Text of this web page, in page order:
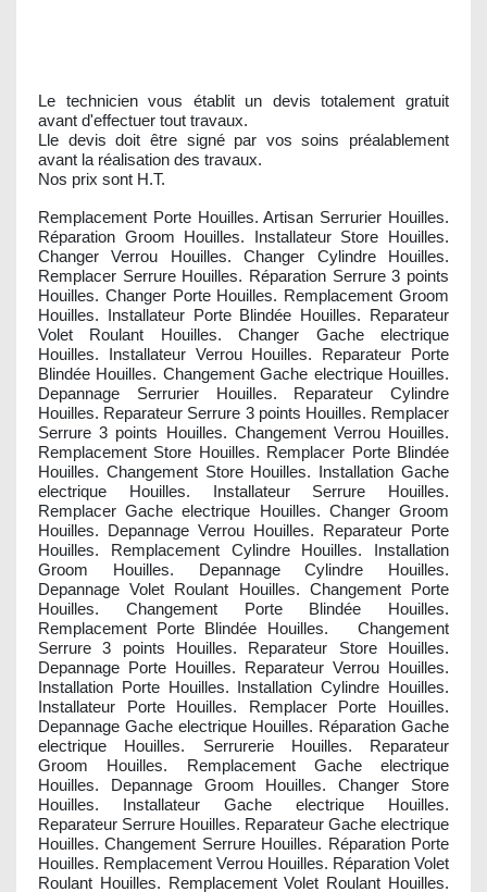
Le technicien vous établit un devis totalement gratuit
avant d'effectuer tout travaux.
Lle devis doit être signé par vos soins préalablement
avant la réalisation des travaux.
Nos prix sont H.T.
Remplacement Porte Houilles. Artisan Serrurier Houilles.
Réparation Groom Houilles. Installateur Store Houilles.
Changer Verrou Houilles. Changer Cylindre Houilles.
Remplacer Serrure Houilles. Réparation Serrure 3 points
Houilles. Changer Porte Houilles. Remplacement Groom
Houilles. Installateur Porte Blindée Houilles. Reparateur
Volet Roulant Houilles. Changer Gache electrique
Houilles. Installateur Verrou Houilles. Reparateur Porte
Blindée Houilles. Changement Gache electrique Houilles.
Depannage Serrurier Houilles. Reparateur Cylindre
Houilles. Reparateur Serrure 3 points Houilles. Remplacer
Serrure 3 points Houilles. Changement Verrou Houilles.
Remplacement Store Houilles. Remplacer Porte Blindée
Houilles. Changement Store Houilles. Installation Gache
electrique Houilles. Installateur Serrure Houilles.
Remplacer Gache electrique Houilles. Changer Groom
Houilles. Depannage Verrou Houilles. Reparateur Porte
Houilles. Remplacement Cylindre Houilles. Installation
Groom Houilles. Depannage Cylindre Houilles.
Depannage Volet Roulant Houilles. Changement Porte
Houilles. Changement Porte Blindée Houilles.
Remplacement Porte Blindée Houilles. Changement
Serrure 3 points Houilles. Reparateur Store Houilles.
Depannage Porte Houilles. Reparateur Verrou Houilles.
Installation Porte Houilles. Installation Cylindre Houilles.
Installateur Porte Houilles. Remplacer Porte Houilles.
Depannage Gache electrique Houilles. Réparation Gache
electrique Houilles. Serrurerie Houilles. Reparateur
Groom Houilles. Remplacement Gache electrique
Houilles. Depannage Groom Houilles. Changer Store
Houilles. Installateur Gache electrique Houilles.
Reparateur Serrure Houilles. Reparateur Gache electrique
Houilles. Changement Serrure Houilles. Réparation Porte
Houilles. Remplacement Verrou Houilles. Réparation Volet
Roulant Houilles. Remplacement Volet Roulant Houilles.